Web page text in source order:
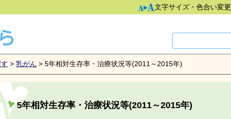
文字サイズ・色合い変更
> 乳がん > 5年相対生存率・治療状況等(2011～2015年)
5年相対生存率・治療状況等(2011～2015年)